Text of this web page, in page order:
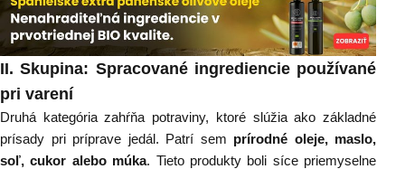
II. Skupina: Spracované ingrediencie používané
pri varení
Druhá kategória zahŕňa potraviny, ktoré slúžia ako základné
prísady pri príprave jedál. Patrí sem prírodné oleje, maslo,
soľ,cukor alebo múka. Tieto produkty boli síce priemyselne